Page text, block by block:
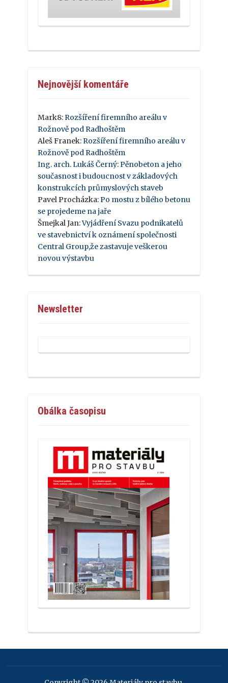
Nejnovější komentáře
Mark8: Rozšíření firemního areálu v
Rožnově pod Radhoštěm
Aleš Franek: Rozšíření firemního areálu v
Rožnově pod Radhoštěm
Ing. arch. Lukáš Černý: Pěnobeton a jeho
současnost i budoucnost v základových
konstrukcích průmyslových staveb
Pavel Procházka: Po mostu z bílého betonu
se projedeme na jaře
Šmejkal Jan:Vyjádření Svazu podnikatelů
ve stavebnictví k oznámení společnosti
Central Group,že zastavuje veškerou
novou výstavbu
Newsletter
Obálka časopisu